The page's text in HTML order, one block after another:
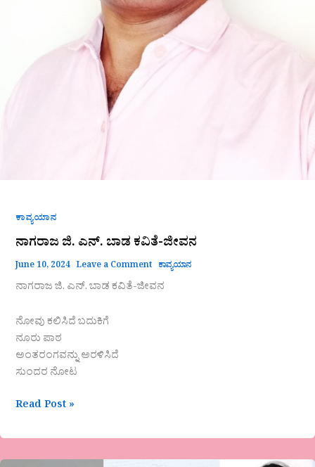
ಕಾವ್ಯಯಾನ
ನಾಗರಾಜ ಜಿ. ಎನ್. ಬಾಡ ಕವಿತೆ-ಜೀವನ
June 10, 2024 Leave a Comment ಕಾವ್ಯಯಾನ
ನಾಗರಾಜ ಜಿ. ಎನ್. ಬಾಡ ಕವಿತೆ-ಜೀವನ
ನೋವು ಕಲಿಸಿದೆ ಬದುಕಿಗೆ
ನೂರು ಪಾಠ
ಅಂತರಂಗವನ್ನು ಅರಳಿಸಿದೆ
ಸುಂದರ ನೋಟ
Read Post »